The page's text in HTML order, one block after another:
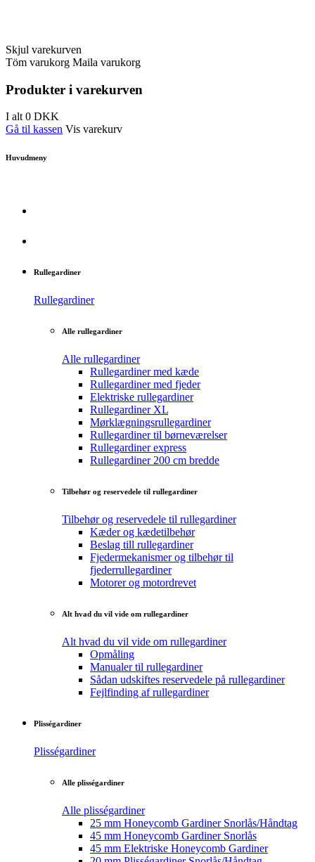
Skjul varekurven
Töm varukorg Maila varukorg
Produkter i varekurven
I alt0 DKK
Gå til kassen Vis varekurv
Huvudmeny
Rullegardiner
Rullegardiner
Alle rullegardiner
Alle rullegardiner
Rullegardiner med kæde
Rullegardiner med fjeder
Elektriske rullegardiner
Rullegardiner XL
Mørklægningsrullegardiner
Rullegardiner til børneværelser
Rullegardiner express
Rullegardiner 200 cm bredde
Tilbehør og reservedele til rullegardiner
Tilbehør og reservedele til rullegardiner
Kæder og kædetilbehør
Beslag till rullegardiner
Fjedermekanismer og tilbehør til
fjederrullegardiner
Motorer og motordrevet
Alt hvad du vil vide om rullegardiner
Alt hvad du vil vide om rullegardiner
Opmåling
Manualer til rullegardiner
Sådan udskiftes reservedele på rullegardiner
Fejlfinding af rullegardiner
Plisségardiner
Plisségardiner
Alle plisségardiner
Alle plisségardiner
25 mm Honeycomb Gardiner Snorlås/Håndtag
45 mm Honeycomb Gardiner Snorlås
45 mm Elektriske Honeycomb Gardiner